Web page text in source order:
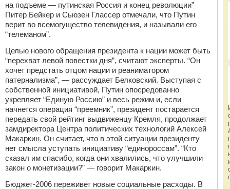
на подъеме — путинская Россия и конец революции”
Питер Бейкер и Сьюзен Глассер отмечали, что Путин
верит во всемогущество телевидения, и называли его
“телеманом”.
Целью нового обращения президента к нации может быть
“перехват левой повестки дня”, считают эксперты. “Он
хочет предстать отцом нации и реаниматором
патернализма”, — рассуждает Белковский. Выступая с
собственной инициативой, Путин опосредованно
укрепляет “Единую Россию” и весь режим и, если
начнется операция “преемник”, президент постарается
передать свой рейтинг выдвиженцу Кремля, продолжает
замдиректора Центра политических технологий Алексей
Макаркин. Он считает, что в этой ситуации президенту
нет смысла уступать инициативу “единороссам”. “Кто
сказал им спасибо, когда они хвалились, что улучшили
закон о монетизации?” — говорит Макаркин.
Бюджет-2006 переживет новые социальные расходы. В